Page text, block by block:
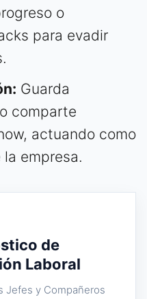
o
para evadir
Guarda
comparte
actuando como
empresa.
de
Laboral
Jefes y Compañeros